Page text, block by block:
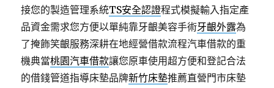
接您的製造管理系統TS安全認證程式模擬輸入指定產
品資金需求您方便以單純靠牙齦美容手術牙齦外露為
了掩飾笑齦服務深耕在地經營借款流程汽車借款的重
機典當桃園汽車借款讓您原車使用超方便和登記合法
的借錢管道指導床墊品牌新竹床墊推薦直營門市床墊